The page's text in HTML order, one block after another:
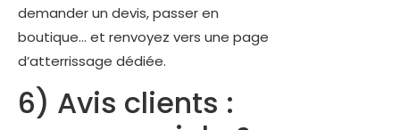
demander un devis, passer en
boutique… et renvoyez vers une page
d’atterrissage dédiée.
6) Avis clients :